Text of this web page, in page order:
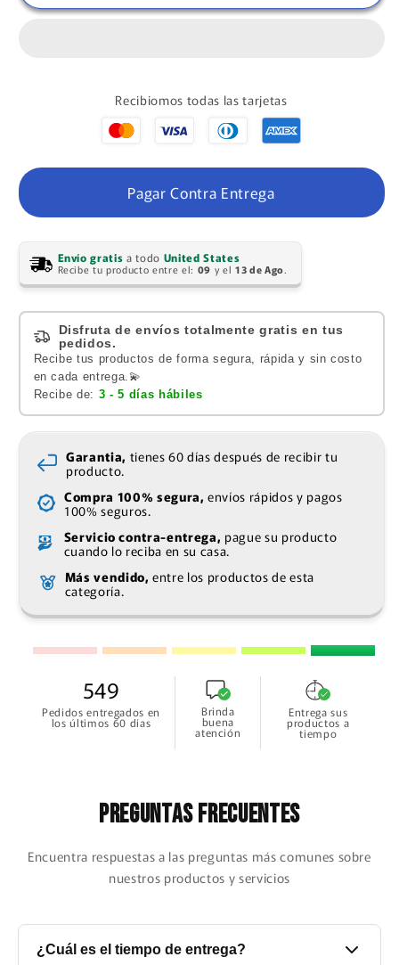
Recibiomos todas las tarjetas
Pagar Contra Entrega
Envío gratis a todo United States
Recibe tu producto entre el: 09 y el 13 de Ago.
Disfruta de envíos totalmente gratis en tus
pedidos.
Recibe tus productos de forma segura, rápida y sin costo
en cada entrega.💫
Recibe de: 3 - 5 días hábiles
Garantia, tienes 60 días después de recibir tu
producto.
Compra 100% segura, envíos rápidos y pagos
100% seguros.
Servicio contra-entrega, pague su producto
cuando lo reciba en su casa.
Más vendido, entre los productos de esta
categoría.
549
Pedidos entregados en
los últimos 60 días
Brinda
buena
atención
Entrega sus
productos a
tiempo
Preguntas frecuentes
Encuentra respuestas a las preguntas más comunes sobre
nuestros productos y servicios
¿Cuál es el tiempo de entrega?